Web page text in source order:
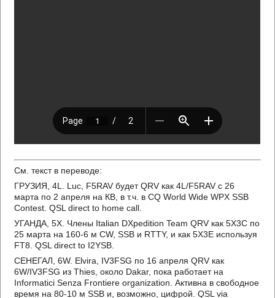
См. текст в переводе:
ГРУЗИЯ, 4L. Luc, F5RAV будет QRV как 4L/F5RAV с 26
марта по 2 апреля на КВ, в т.ч. в CQ World Wide WPX SSB
Contest. QSL direct to home call.
УГАНДА, 5X. Члены Italian DXpedition Team QRV как 5X3C по
25 марта на 160-6 м CW, SSB и RTTY, и как 5X3E используя
FT8. QSL direct to I2YSB.
СЕНЕГАЛ, 6W. Elvira, IV3FSG по 16 апреля QRV как
6W/IV3FSG из Thies, около Dakar, пока работает на
Informatici Senza Frontiere organization. Активна в свободное
время на 80-10 м SSB и, возможно, цифрой. QSL via